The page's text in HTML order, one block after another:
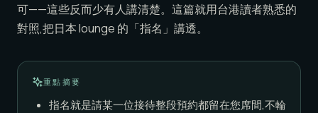
可——這些反而少有人講清楚。這篇就用台港讀者熟悉的
對照,把日本 lounge 的「指名」講透。
重點摘要
指名就是請某一位接待整段預約都留在您席間,不輪